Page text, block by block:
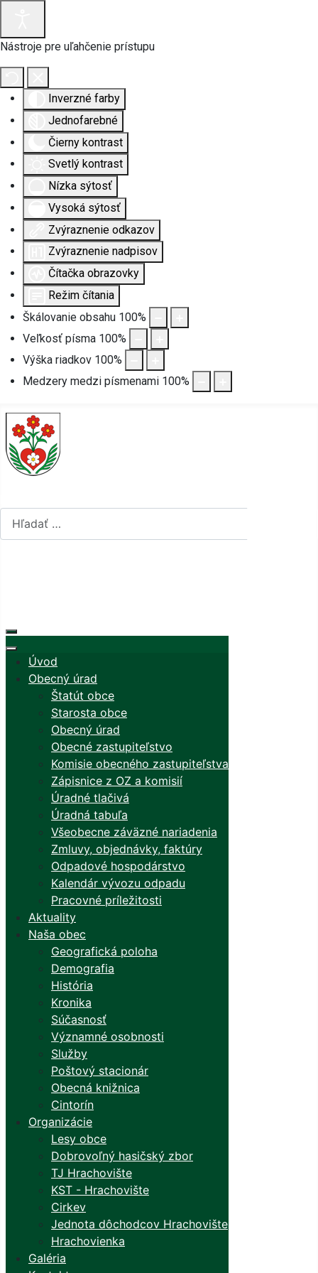
Nástroje pre uľahčenie prístupu
Inverzné farby
Jednofarebné
Čierny kontrast
Svetlý kontrast
Nízka sýtosť
Vysoká sýtosť
Zvýraznenie odkazov
Zvýraznenie nadpisov
Čítačka obrazovky
Režim čítania
Škálovanie obsahu 100%
Veľkosť písma 100%
Výška riadkov 100%
Medzery medzi písmenami 100%
Úvod
Obecný úrad
Štatút obce
Starosta obce
Obecný úrad
Obecné zastupiteľstvo
Komisie obecného zastupiteľstva
Zápisnice z OZ a komisií
Úradné tlačivá
Úradná tabuľa
Všeobecne záväzné nariadenia
Zmluvy, objednávky, faktúry
Odpadové hospodárstvo
Kalendár vývozu odpadu
Pracovné príležitosti
Aktuality
Naša obec
Geografická poloha
Demografia
História
Kronika
Súčasnosť
Významné osobnosti
Služby
Poštový stacionár
Obecná knižnica
Cintorín
Organizácie
Lesy obce
Dobrovoľný hasičský zbor
TJ Hrachovište
KST - Hrachovište
Cirkev
Jednota dôchodcov Hrachovište
Hrachovienka
Galéria